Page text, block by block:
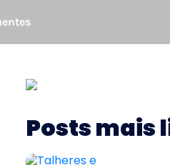
Posts mais